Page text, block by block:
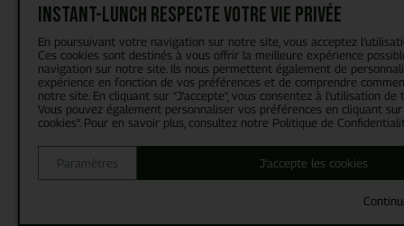
Instant-Lunch respecte votre vie privée
En poursuivant votre navigation sur notre site, vous acceptez
Ces cookies sont destinés à vous offrir la meilleure expérience
navigation sur notre site. Ils nous permettent également de
expérience en fonction de vos préférences et de comprendre
notre site. En cliquant sur "J’accepte", vous consentez à l'utilisation de
Vous pouvez également personnaliser vos préférences en cliquant
cookies". Pour en savoir plus, consultez notre Politique de
J'accepte les cookies
Paramètres